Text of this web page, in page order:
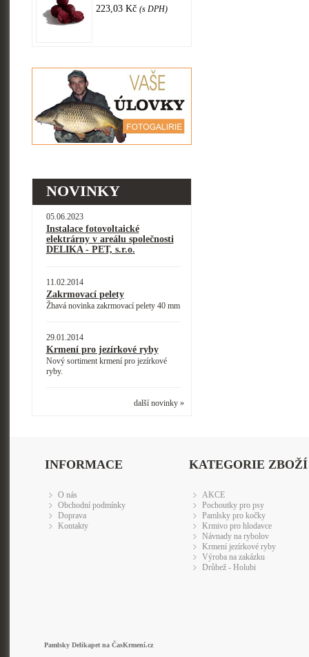
223,03 Kč (s DPH)
NOVINKY
05.06.2023
Instalace fotovoltaické
elektrárny v areálu společnosti
DELIKA - PET, s.r.o.
11.02.2014
Zakrmovací pelety
Žhavá novinka zakrmovací pelety 40 mm
29.01.2014
Krmení pro jezírkové ryby
Nový sortiment krmení pro jezírkové
ryby.
další novinky »
INFORMACE
O nás
Obchodní podmínky
Doprava
Kontakty
KATEGORIE ZBOŽÍ
AKCE
Pochoutky pro psy
Pamlsky pro kočky
Krmivo pro hlodavce
Návnady na rybolov
Krmení jezírkové ryby
Výroba na zakázku
Drůbež - Holubi
Pamlsky Delikapet na ČasKrmení.cz